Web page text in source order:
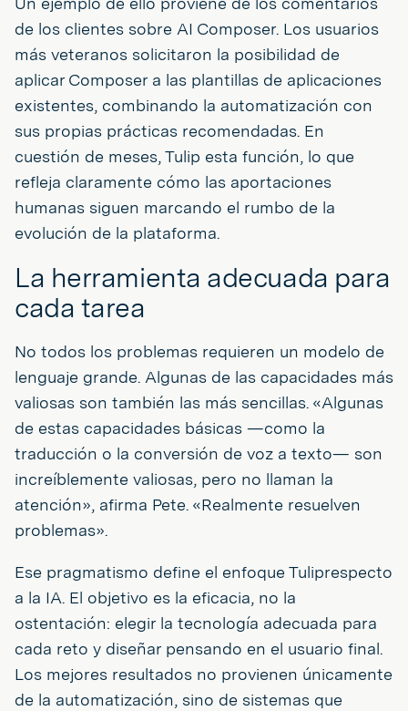
de los clientes sobre AI Composer. Los usuarios
más veteranos solicitaron la posibilidad de
aplicar Composer a las plantillas de aplicaciones
existentes, combinando la automatización con
sus propias prácticas recomendadas. En
cuestión de meses, Tulip esta función, lo que
refleja claramente cómo las aportaciones
humanas siguen marcando el rumbo de la
evolución de la plataforma.
La herramienta adecuada para
cada tarea
No todos los problemas requieren un modelo de
lenguaje grande. Algunas de las capacidades más
valiosas son también las más sencillas. «Algunas
de estas capacidades básicas —como la
traducción o la conversión de voz a texto— son
increíblemente valiosas, pero no llaman la
atención», afirma Pete. «Realmente resuelven
problemas».
Ese pragmatismo define el enfoque Tuliprespecto
a la IA. El objetivo es la eficacia, no la
ostentación: elegir la tecnología adecuada para
cada reto y diseñar pensando en el usuario final.
Los mejores resultados no provienen únicamente
de la automatización, sino de sistemas que